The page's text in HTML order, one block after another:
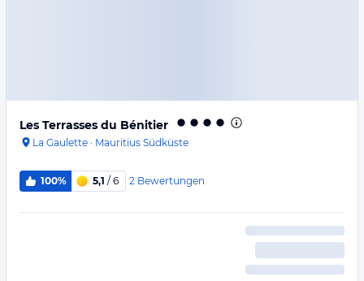
Les Terrasses du Bénitier
La Gaulette · Mauritius Südküste
100% 5,1 / 6 2 Bewertungen